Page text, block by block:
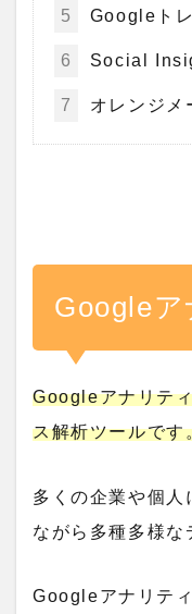
5 Googleト
6 Social
7 オレンジメ
Googleア
Googleアナリテ
ス解析ツールです
多くの企業や個人
ながら多種多様な
Googleアナリテ